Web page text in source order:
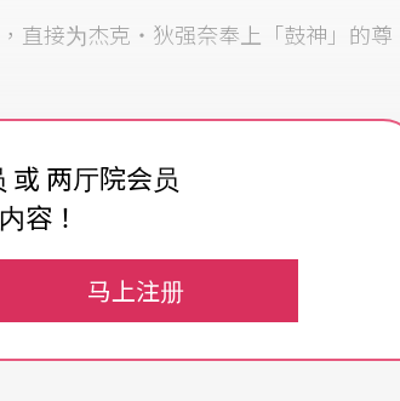
直接为杰克‧狄强奈奉上「鼓神」的尊
，至少当天满座的听众中，就出现了穿著
有不少人想来见识一下什么叫做「鼓
杰克‧狄强奈，实在很厉害。
或 两厅院会员
容！
马上注册